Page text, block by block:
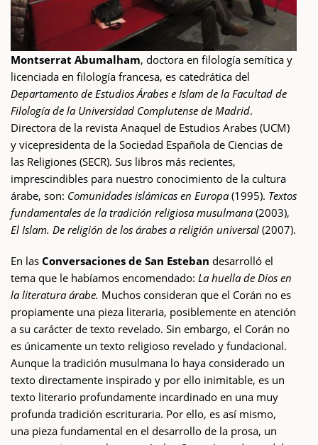
Montserrat Abumalham, doctora en filología semítica y
licenciada en filología francesa, es catedrática del
Departamento de Estudios Árabes e Islam de la Facultad de
Filología de la Universidad Complutense de Madrid.
Directora de la revista Anaquel de Estudios Arabes (UCM)
y vicepresidenta de la Sociedad Española de Ciencias de
las Religiones (SECR). Sus libros más recientes,
imprescindibles para nuestro conocimiento de la cultura
árabe, son: Comunidades islámicas en Europa(1995). Textos
fundamentales de la tradición religiosa musulmana(2003),
El Islam. De religión de los árabes a religión universal (2007).
En las Conversaciones de San Esteban desarrolló el
tema que le habíamos encomendado: La huella de Dios en
la literatura árabe. Muchos consideran que el Corán no es
propiamente una pieza literaria, posiblemente en atención
a su carácter de texto revelado. Sin embargo, el Corán no
es únicamente un texto religioso revelado y fundacional.
Aunque la tradición musulmana lo haya considerado un
texto directamente inspirado y por ello inimitable, es un
texto literario profundamente incardinado en una muy
profunda tradición escrituraria. Por ello, es así mismo,
una pieza fundamental en el desarrollo de la prosa, un